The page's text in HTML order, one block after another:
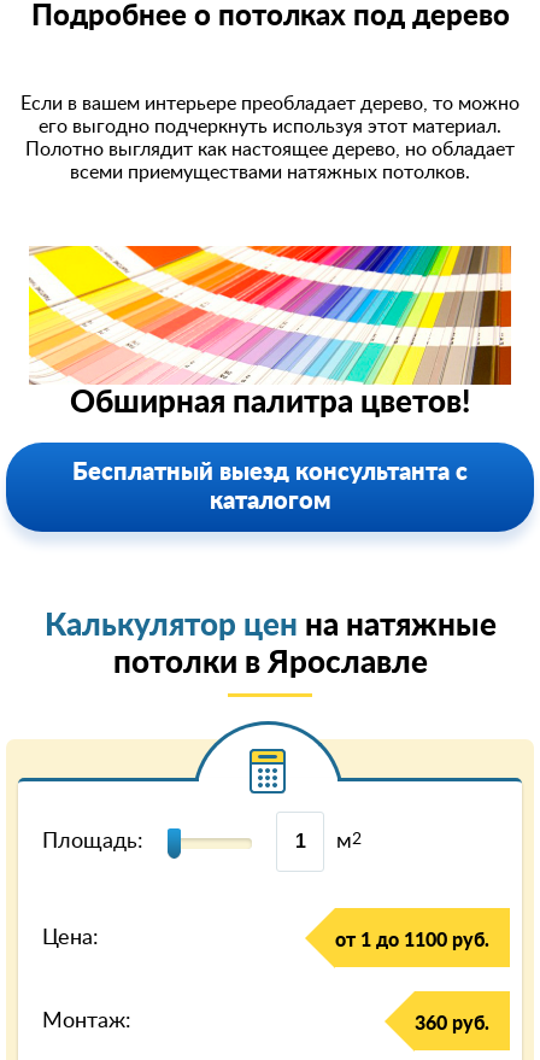
Подробнее о потолках под дерево
Если в вашем интерьере преобладает дерево, то можно
его выгодно подчеркнуть используя этот материал.
Полотно выглядит как настоящее дерево, но обладает
всеми приемуществами натяжных потолков.
Обширная палитра цветов!
Бесплатный выезд консультанта с
каталогом
Калькулятор цен на натяжные
потолки в Ярославле
Площадь: м2
Цена: от 1 до 1100 руб.
Монтаж: 360 руб.